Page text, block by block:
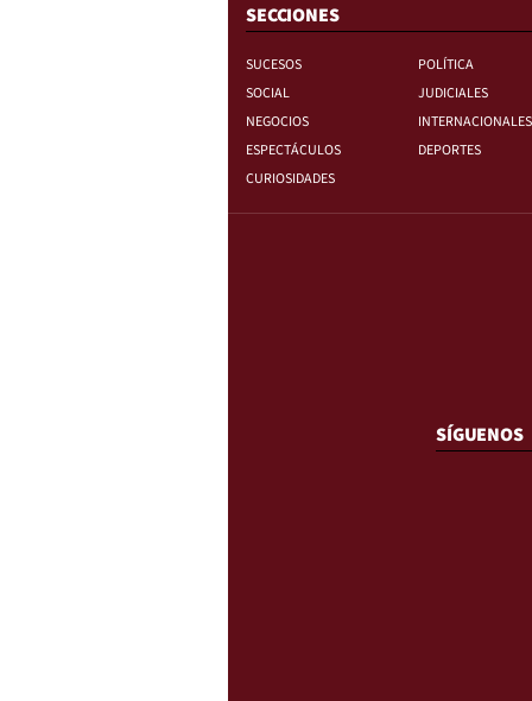
SECCIONES
SUCESOS
POLÍTICA
SOCIAL
JUDICIALES
NEGOCIOS
INTERNACIONALES
ESPECTÁCULOS
DEPORTES
CURIOSIDADES
SÍGUENOS